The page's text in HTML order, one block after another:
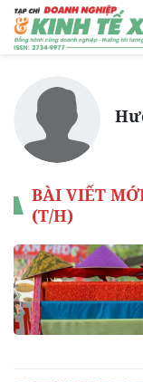
BÀI VIẾT
(T/H)